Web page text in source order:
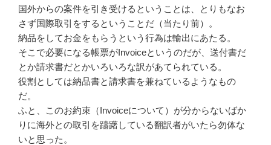
国外からの案件を引き受けるということは、とりもなお
さず国際取引をするということだ（当たり前）。
納品をしてお金をもらうという行為は輸出にあたる。
そこで必要になる帳票がInvoiceというのだが、送付書だ
とか請求書だとかいろいろな訳があてられている。
役割としては納品書と請求書を兼ねているようなもの
だ。
ふと、このお約束（Invoiceについて）が分からないばか
りに海外との取引を躊躇している翻訳者がいたら勿体な
いと思った。